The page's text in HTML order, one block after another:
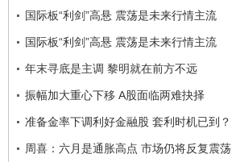
国际板“利剑”高悬 震荡是未来行情主流
国际板“利剑”高悬 震荡是未来行情主流
年末寻底是主调 黎明就在前方不远
振幅加大重心下移 A股面临两难抉择
准备金率下调利好金融股 套利时机已到？
周喜：六月是通胀高点 市场仍将反复震荡